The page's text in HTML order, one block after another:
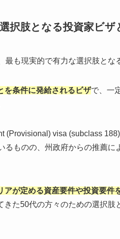
択肢となる投資家ビザ
最も現実的で有力な選択肢とな
を条件に発給されるビザで、一
(Provisional) visa (subclass
ものの、州政府からの推薦に
が定める資産要件や投資要件
た50代の方々のための選択肢